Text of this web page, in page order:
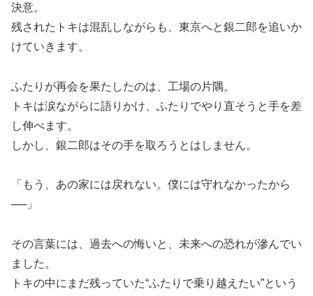
決意。
残されたトキは混乱しながらも、東京へと銀二郎を追いか
けていきます。
ふたりが再会を果たしたのは、工場の片隅。
トキは涙ながらに語りかけ、ふたりでやり直そうと手を差
し伸べます。
しかし、銀二郎はその手を取ろうとはしません。
「もう、あの家には戻れない。僕には守れなかったから
──」
その言葉には、過去への悔いと、未来への恐れが滲んでい
ました。
トキの中にまだ残っていた“ふたりで乗り越えたい”という